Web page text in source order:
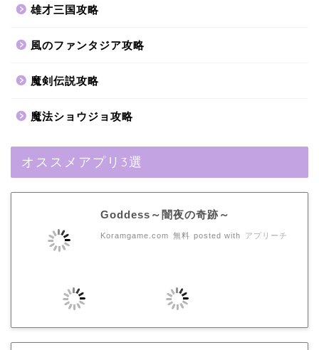
雄才三国攻略
風のファンタジア攻略
魔剣伝説攻略
魔法ショウジョ攻略
オススメアプリ3選
Goddess～闇夜の奇跡～
Koramgame.com 無料 posted with アプリーチ